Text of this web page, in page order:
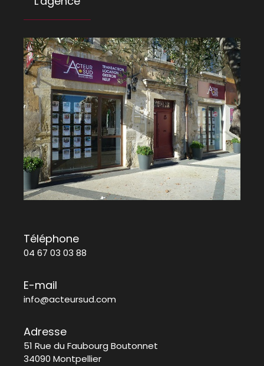
Téléphone
04 67 03 03 88
E-mail
info@acteursud.com
Adresse
51 Rue du Faubourg Boutonnet
34090 Montpellier